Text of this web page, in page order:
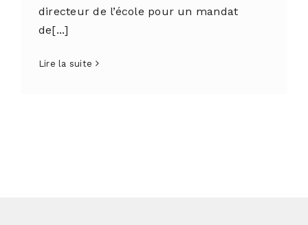
directeur de l’école pour un mandat
de[...]
Lire la suite